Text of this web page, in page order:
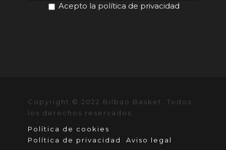
Acepto la política de privacidad
Copyright © 2022 Bilbao Basket. Todos
los derechos reservados
Política de cookies
Política de privacidad
Aviso legal